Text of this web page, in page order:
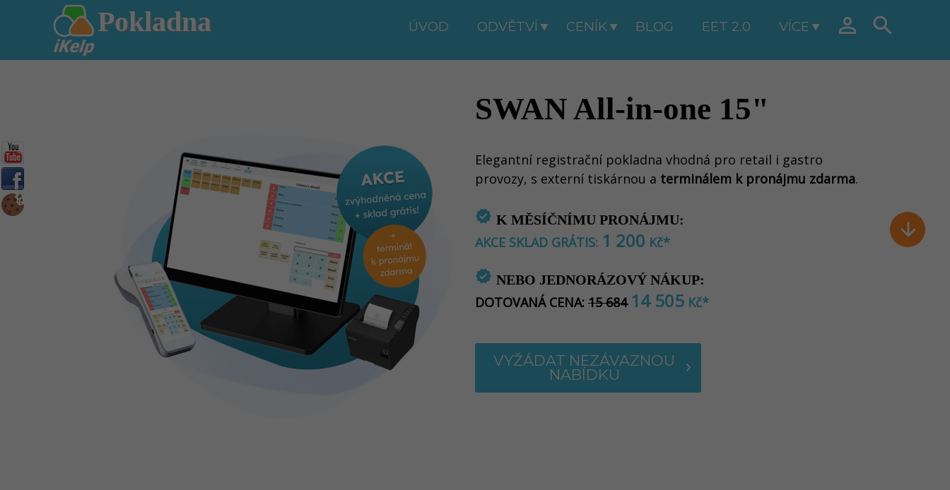
Pokladna ÚVOD ODVĚTVÍ CENÍK BLOG EET 2.0 VÍCE  

SWAN All-in-one 15"
Elegantní registrační pokladna vhodná pro retail i gastro
provozy, s externí tiskárnou a terminálem k pronájmu zdarma.
verified K MĚSÍČNÍMU PRONÁJMU:
AKCE SKLAD GRÁTIS: 1 200 Kč*
verified NEBO JEDNORÁZOVÝ NÁKUP:
DOTOVANÁ CENA: 15 684 14 505 Kč*
VYŽÁDAT NEZÁVAZNOU
NABÍDKU